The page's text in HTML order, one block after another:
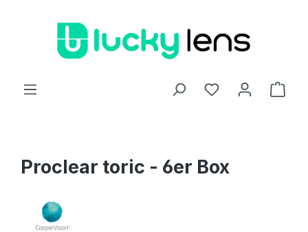
Proclear toric - 6er Box